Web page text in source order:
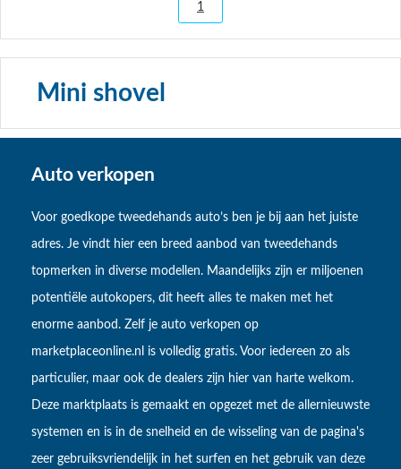
1
Mini shovel
Auto verkopen
Voor goedkope tweedehands auto’s ben je bij aan het juiste
adres. Je vindt hier een breed aanbod van tweedehands
topmerken in diverse modellen. Maandelijks zijn er miljoenen
potentiële autokopers, dit heeft alles te maken met het
enorme aanbod. Zelf je auto verkopen op
marketplaceonline.nl is volledig gratis. Voor iedereen zo als
particulier, maar ook de dealers zijn hier van harte welkom.
Deze marktplaats is gemaakt en opgezet met de allernieuwste
systemen en is in de snelheid en de wisseling van de pagina's
zeer gebruiksvriendelijk in het surfen en het gebruik van deze